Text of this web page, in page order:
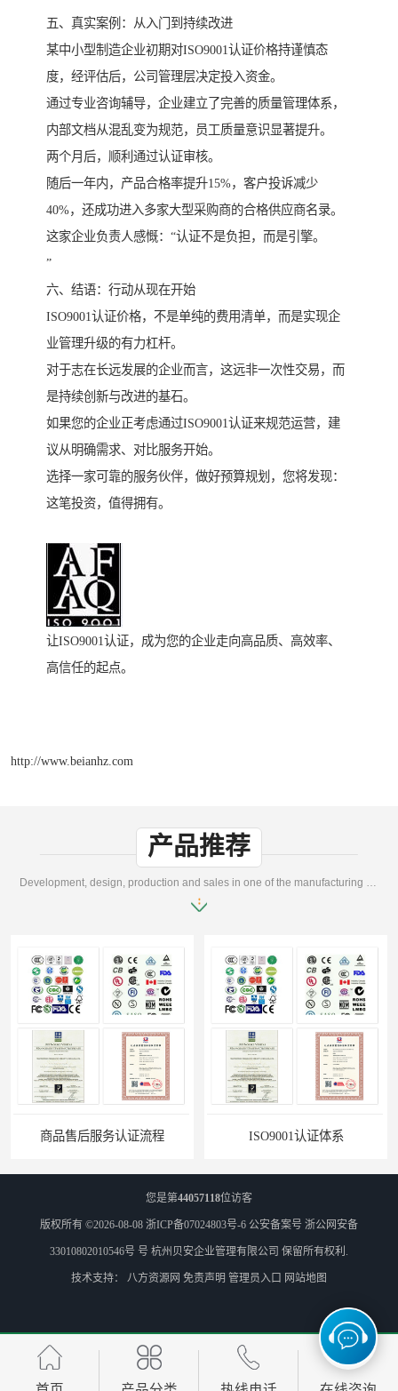
五、真实案例：从入门到持续改进
某中小型制造企业初期对ISO9001认证价格持谨慎态
度，经评估后，公司管理层决定投入资金。
通过专业咨询辅导，企业建立了完善的质量管理体系，
内部文档从混乱变为规范，员工质量意识显著提升。
两个月后，顺利通过认证审核。
随后一年内，产品合格率提升15%，客户投诉减少
40%，还成功进入多家大型采购商的合格供应商名录。
这家企业负责人感慨：“认证不是负担，而是引擎。
”
六、结语：行动从现在开始
ISO9001认证价格，不是单纯的费用清单，而是实现企
业管理升级的有力杠杆。
对于志在长远发展的企业而言，这远非一次性交易，而
是持续创新与改进的基石。
如果您的企业正考虑通过ISO9001认证来规范运营，建
议从明确需求、对比服务开始。
选择一家可靠的服务伙伴，做好预算规划，您将发现：
这笔投资，值得拥有。
让ISO9001认证，成为您的企业走向高品质、高效率、
高信任的起点。
http://www.beianhz.com
产品推荐
商品售后服务认证流程 ISO9001认证体系
商品售后服务认证公司 无锡ISO认证机构
您是第44057118位访客
版权所有 ©2026-08-08 浙ICP备07024803号-6 公安备案号 浙公网安备
33010802010546号 号 杭州贝安企业管理有限公司 保留所有权利.
技术支持： 八方资源网 免责声明 管理员入口 网站地图